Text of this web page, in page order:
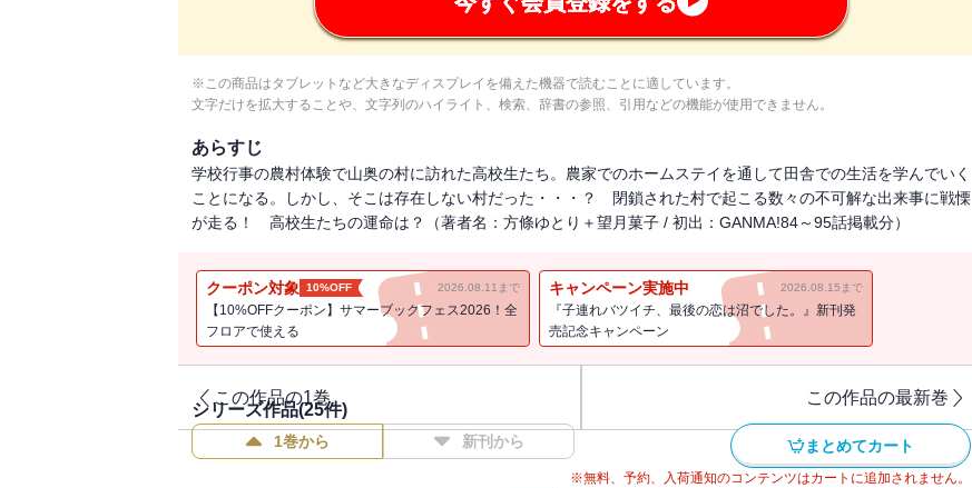
※この商品はタブレットなど大きなディスプレイを備えた機器で読むことに適しています。
文字だけを拡大することや、文字列のハイライト、検索、辞書の参照、引用などの機能が使用できません。
あらすじ
学校行事の農村体験で山奥の村に訪れた高校生たち。農家でのホームステイを通して田舎での生活を学んでいく
ことになる。しかし、そこは存在しない村だった・・・？ 閉鎖された村で起こる数々の不可解な出来事に戦慄
が走る！ 高校生たちの運命は？（著者名：方條ゆとり＋望月菓子 / 初出：GANMA!84～95話掲載分）
クーポン対象 10%OFF 2026.08.11まで
【10%OFFクーポン】サマーブックフェス2026！全
フロアで使える
キャンペーン実施中 2026.08.15まで
『子連れバツイチ、最後の恋は沼でした。』新刊発
売記念キャンペーン
この作品の1巻 この作品の最新巻
シリーズ作品(25件)
1巻から 新刊から まとめてカート
※無料、予約、入荷通知のコンテンツはカートに追加されません。